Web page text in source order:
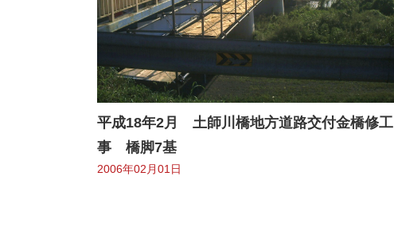
平成18年2月 土師川橋地方道路交付金橋修工
事 橋脚7基
2006年02月01日